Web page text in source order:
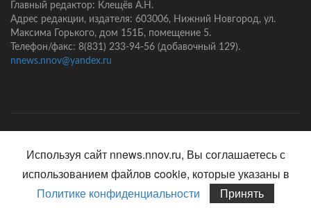
Главный редактор: Клещёв А.Н.
Адрес редакции, издателя: 603006, Нижний Новгород, ул.
Максима Горького, дом 151Б, помещение 5.
Телефон/факс: 8(831) 233-94-56 (добавочный 129).
nnews.nnov@yandex.ru
Используя сайт nnews.nnov.ru, Вы соглашаетесь с
использованием файлов cookie, которые указаны в
Политике конфиденциальности
Принять